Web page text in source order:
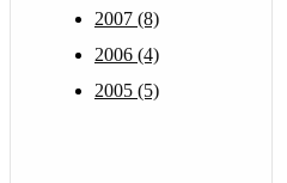
2007 (8)
2006 (4)
2005 (5)